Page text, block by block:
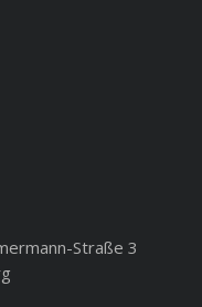
Straße 3